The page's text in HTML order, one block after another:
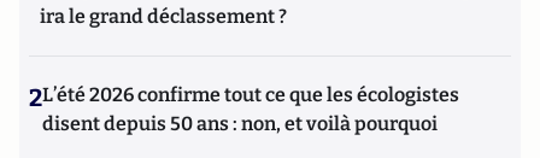
ira le grand déclassement ?
2L’été 2026 confirme tout ce que les écologistes
disent depuis 50 ans : non, et voilà pourquoi